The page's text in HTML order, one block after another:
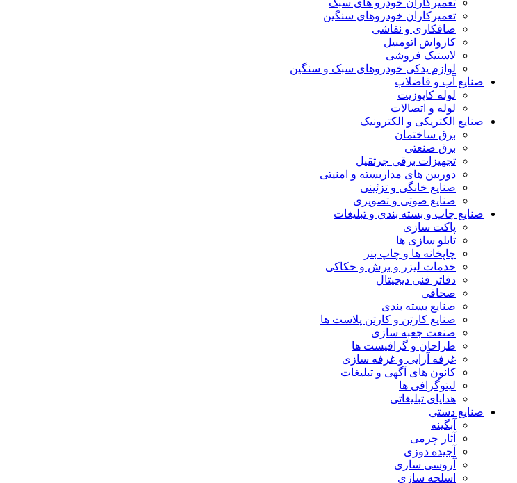
تعمیرکاران خودروهای سنگین
صافکاری و نقاشی
کارواش اتومبیل
لاستیک فروشی
لوازم یدکی خودروهای سبک و سنگین
صنایع آب و فاضلاب
لوله کاپوزیت
لوله و اتصالات
صنایع الکتریکی و الکترونیک
برق ساختمان
برق صنعتی
تجهیزات برقی جرثقیل
دوربین های مداربسته و امنیتی
صنایع خانگی و تزئینی
صنایع صوتی و تصویری
صنایع چاپ و بسته بندی و تبلیغات
پاکت سازی
تابلو سازی ها
چاپخانه ها و چاپ بنر
خدمات لیزر و برش و حکاکی
دفاتر فنی دیجیتال
صحافی
صنایع بسته بندی
صنایع کارتن و کارتن پلاست ها
صنعت جعبه سازی
طراحان و گرافیست ها
غرفه آرایی و غرفه سازی
کانون های آگهی و تبلیغات
لیتوگرافی ها
هدایای تبلیغاتی
صنایع دستی
آبگینه
آثار چرمی
آجیده دوزی
آروسی سازی
اسلحه سازی